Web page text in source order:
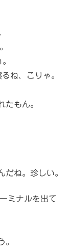
ね、こりゃ。
たもん。
だね。珍しい。
ミナルを出て
。